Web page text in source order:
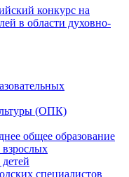
конкурс на
в области духовно-
(ОПК)
общее образование
специалистов